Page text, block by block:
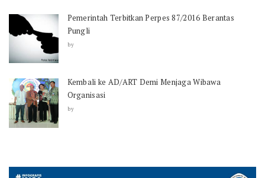
Pemerintah Terbitkan Perpes 87/2016 Berantas
Pungli
by
Kembali ke AD/ART Demi Menjaga Wibawa
Organisasi
by